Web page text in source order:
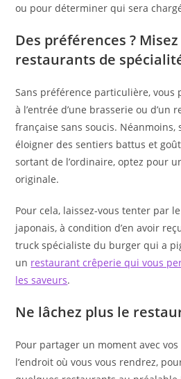
ou pour déterminer qui sera
Des préférences ?
restaurants de
Sans préférence particulière, vous
à l’entrée d’une brasserie ou d’un
française sans soucis. Néanmoins,
éloigner des sentiers battus et
sortant de l’ordinaire, optez pour
originale.
Pour cela, laissez-vous tenter par
japonais, à condition d’en avoir
truck spécialiste du burger qui a
un restaurant crêperie qui vous
les saveurs.
Ne lâchez plus le
Pour partager un moment avec
l’endroit où vous vous rendrez,